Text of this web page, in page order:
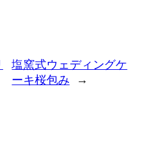
塩窯式ウェディングケ
ーキ桜包み
→